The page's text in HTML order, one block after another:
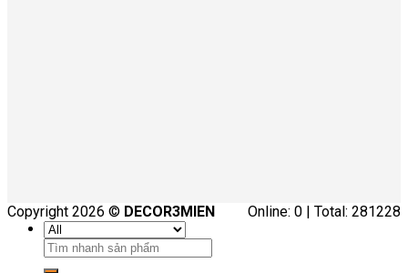
Online: 0 | Total: 281228
Copyright 2026 © DECOR3MIEN
Tìm
kiếm: